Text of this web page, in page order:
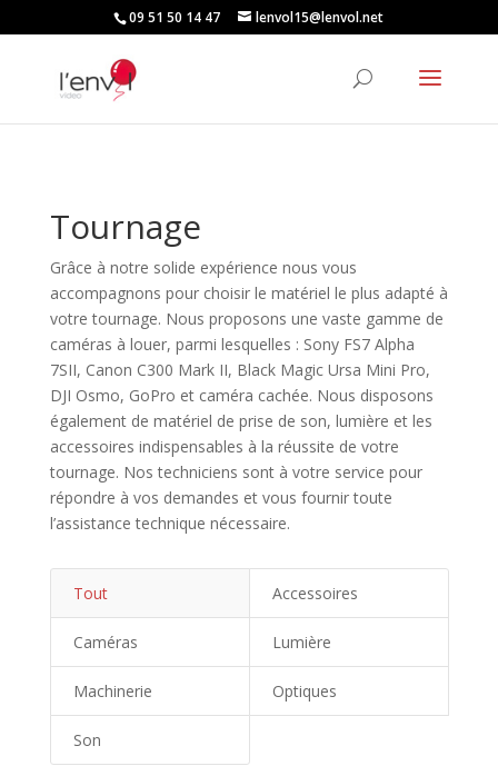
09 51 50 14 47 lenvol15@lenvol.net
Tournage
Grâce à notre solide expérience nous vous
accompagnons pour choisir le matériel le plus adapté à
votre tournage. Nous proposons une vaste gamme de
caméras à louer, parmi lesquelles : Sony FS7 Alpha
7SII, Canon C300 Mark II, Black Magic Ursa Mini Pro,
DJI Osmo, GoPro et caméra cachée. Nous disposons
également de matériel de prise de son, lumière et les
accessoires indispensables à la réussite de votre
tournage. Nos techniciens sont à votre service pour
répondre à vos demandes et vous fournir toute
l’assistance technique nécessaire.
Tout Accessoires
Caméras Lumière
Machinerie Optiques
Son